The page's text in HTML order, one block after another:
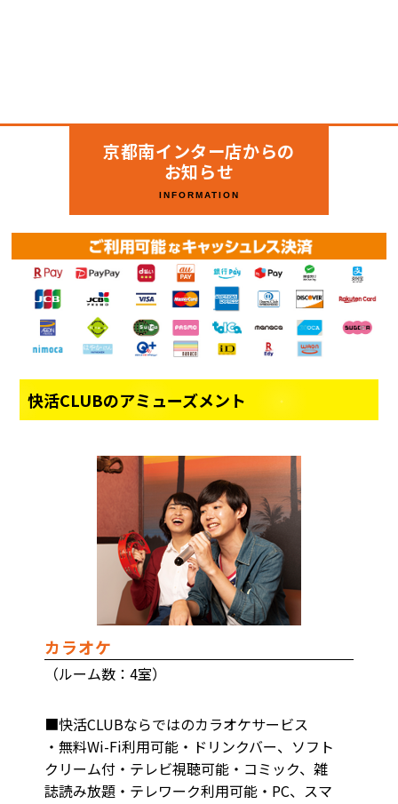
京都南インター店からの
お知らせ
INFORMATION
快活CLUBのアミューズメント
カラオケ
（ルーム数：4室）
■快活CLUBならではのカラオケサービス
・無料Wi-Fi利用可能・ドリンクバー、ソフト
クリーム付・テレビ視聴可能・コミック、雑
誌読み放題・テレワーク利用可能・PC、スマ